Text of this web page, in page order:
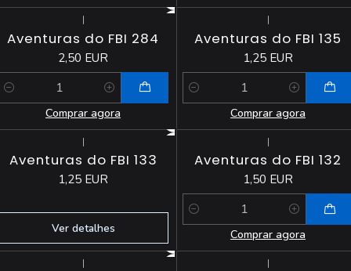
|
Aventuras do FBI 284
2,50 EUR
Comprar agora
|
Aventuras do FBI 135
1,25 EUR
Quantidade
Comprar agora
|
Aventuras do FBI 133
1,25 EUR
Ver detalhes
|
Aventuras do FBI 132
1,50 EUR
Quantidade
Comprar agora
| |